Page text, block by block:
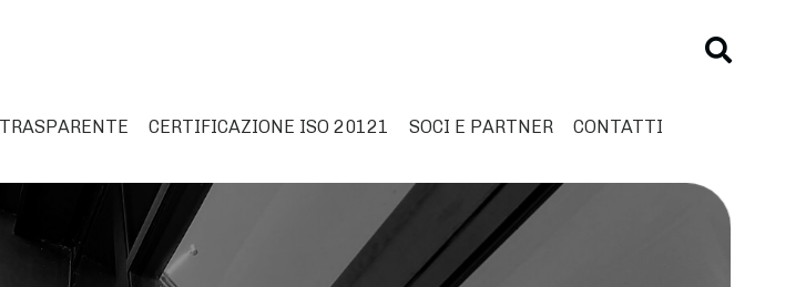
CERTIFICAZIONE ISO 20121 SOCI E PARTNER CONTATTI